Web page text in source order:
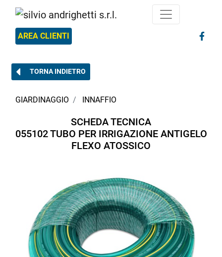
AREA CLIENTI
TORNA INDIETRO
GIARDINAGGIO INNAFFIO
SCHEDA TECNICA
055102 TUBO PER IRRIGAZIONE ANTIGELO
FLEXO ATOSSICO